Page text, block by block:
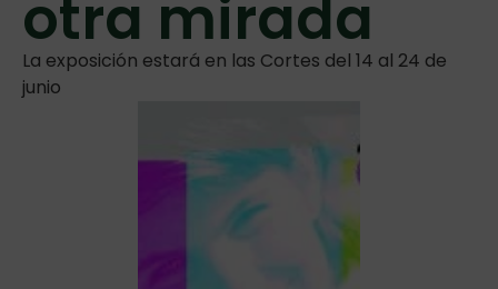
otra mirada
La exposición estará en las Cortes del 14 al 24 de
junio